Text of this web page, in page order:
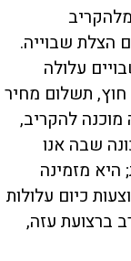
הצלת שבוייה.
עלולה
תשלום מחיר
מוכנה להקריב,
שבה אנו
היא מזמינה
כיום עלולות
ברצועת עזה,